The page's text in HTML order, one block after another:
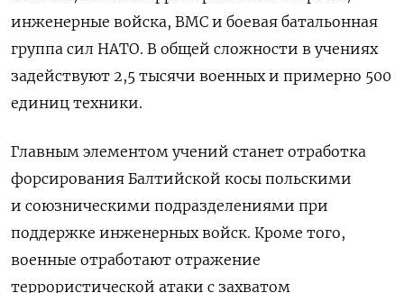
инженерные войска, ВМС и боевая батальонная
группа сил НАТО. В общей сложности в учениях
задействуют 2,5 тысячи военных и примерно 500
единиц техники.
Главным элементом учений станет отработка
форсирования Балтийской косы польскими
и союзническими подразделениями при
поддержке инженерных войск. Кроме того,
военные отработают отражение
террористической атаки с захватом